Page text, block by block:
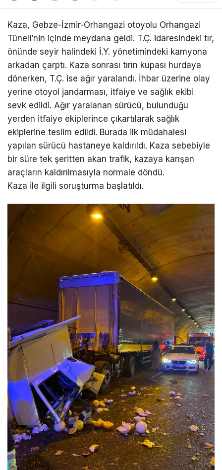
Kaza, Gebze-İzmir-Orhangazi otoyolu Orhangazi
Tüneli’nin içinde meydana geldi. T.Ç. idaresindeki tır,
önünde seyir halindeki İ.Y. yönetimindeki kamyona
arkadan çarptı. Kaza sonrası tırın kupası hurdaya
dönerken, T.Ç. ise ağır yaralandı. İhbar üzerine olay
yerine otoyol jandarması, itfaiye ve sağlık ekibi
sevk edildi. Ağır yaralanan sürücü, bulunduğu
yerden itfaiye ekiplerince çıkartılarak sağlık
ekiplerine teslim edildi. Burada ilk müdahalesi
yapılan sürücü hastaneye kaldırıldı. Kaza sebebiyle
bir süre tek şeritten akan trafik, kazaya karışan
araçların kaldırılmasıyla normale döndü.
Kaza ile ilgili soruşturma başlatıldı.